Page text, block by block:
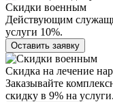
Скидки военным
Действующим
услуги 10%.
Оставить заявку
Скидка на лечение
Заказывайте
скидку в 9% на услуги.